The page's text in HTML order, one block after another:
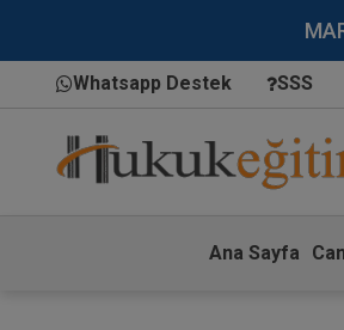
Whatsapp Destek SSS
Ana Sayfa